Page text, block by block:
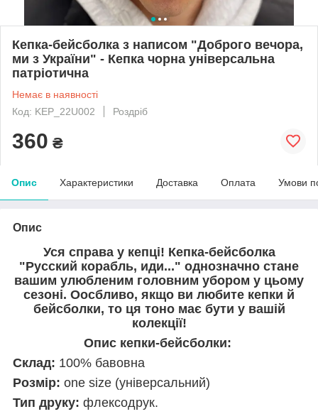
Кепка-бейсболка з написом "Доброго вечора,
ми з України" - Кепка чорна універсальна
патріотична
Немає в наявності
Код: KEP_22U002
Роздріб
360 ₴
Опис Характеристики Доставка Оплата Умови
Опис
Уся справа у кепці! Кепка-бейсболка
"Русский корабль, иди..." однозначно стане
вашим улюбленим головним убором у цьому
сезоні. Оосбливо, якщо ви любите кепки й
бейсболки, то ця тоно має бути у вашій
колекції!
Опис кепки-бейсболки:
Склад: 100% бавовна
Розмір: one size (універсальний)
Тип друку: флексодрук.